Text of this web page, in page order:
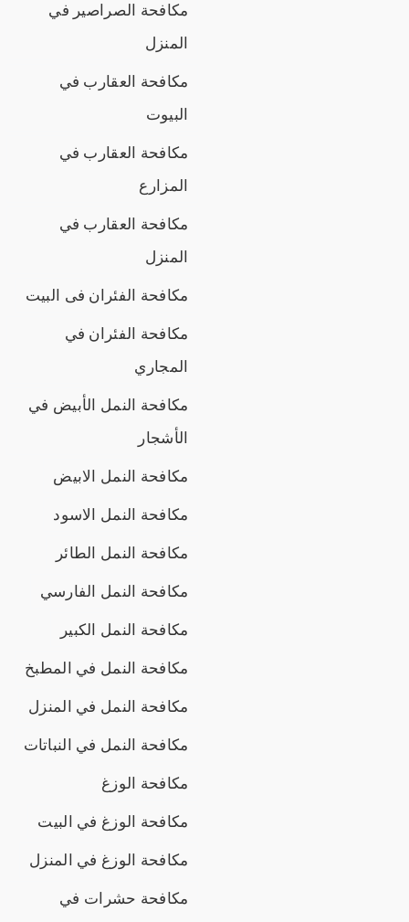
مكافحة الصراصير في
المنزل
مكافحة العقارب في
البيوت
مكافحة العقارب في
المزارع
مكافحة العقارب في
المنزل
مكافحة الفئران فى البيت
مكافحة الفئران في
المجاري
مكافحة النمل الأبيض في
الأشجار
مكافحة النمل الابيض
مكافحة النمل الاسود
مكافحة النمل الطائر
مكافحة النمل الفارسي
مكافحة النمل الكبير
مكافحة النمل في المطبخ
مكافحة النمل في المنزل
مكافحة النمل في النباتات
مكافحة الوزغ
مكافحة الوزغ في البيت
مكافحة الوزغ في المنزل
مكافحة حشرات في